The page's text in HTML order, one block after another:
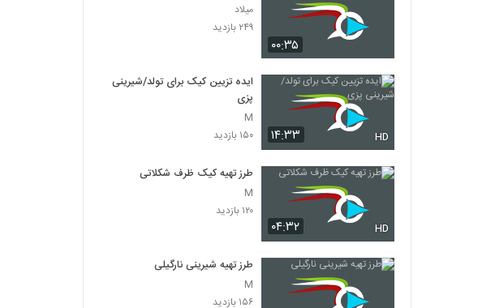
۰۰:۳۵
میلاد
۲۴۹ بازدید
۱۴:۳۳ HD
ایده تزیین کیک برای تولد/شیرینی
پزی
M
۱۵۰ بازدید
۰۴:۳۲ HD
طرز تهیه کیک ظرف شکلاتی
M
۱۲۰ بازدید
طرز تهیه شیرینی نارگیلی
M
۱۵۶ بازدید